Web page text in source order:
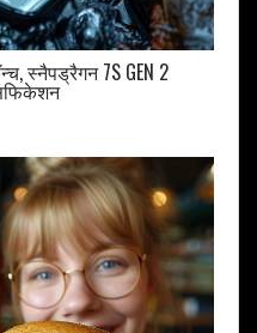
स्नैपड्रैगन 7S GEN 2